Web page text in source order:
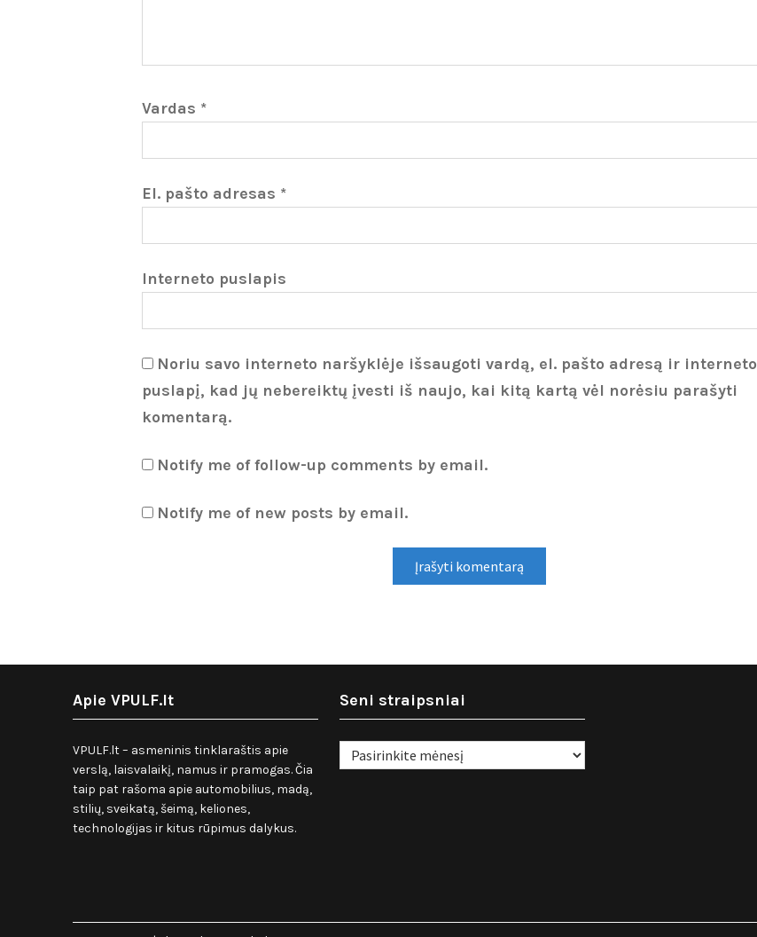
Vardas *
El. pašto adresas *
Interneto puslapis
Noriu savo interneto naršyklėje išsaugoti vardą, el. pašto adresą ir interneto
puslapį, kad jų nebereiktų įvesti iš naujo, kai kitą kartą vėl norėsiu parašyti
komentarą.
Notify me of follow-up comments by email.
Notify me of new posts by email.
Apie VPULF.lt
VPULF.lt – asmeninis tinklaraštis apie
verslą, laisvalaikį, namus ir pramogas. Čia
taip pat rašoma apie automobilius, madą,
stilių, sveikatą, šeimą, keliones,
technologijas ir kitus rūpimus dalykus.
Seni straipsniai
Seni
straipsniai